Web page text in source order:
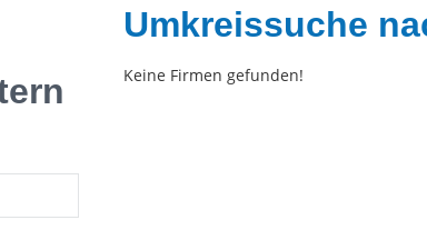
Umkreissuche
Keine Firmen gefunden!